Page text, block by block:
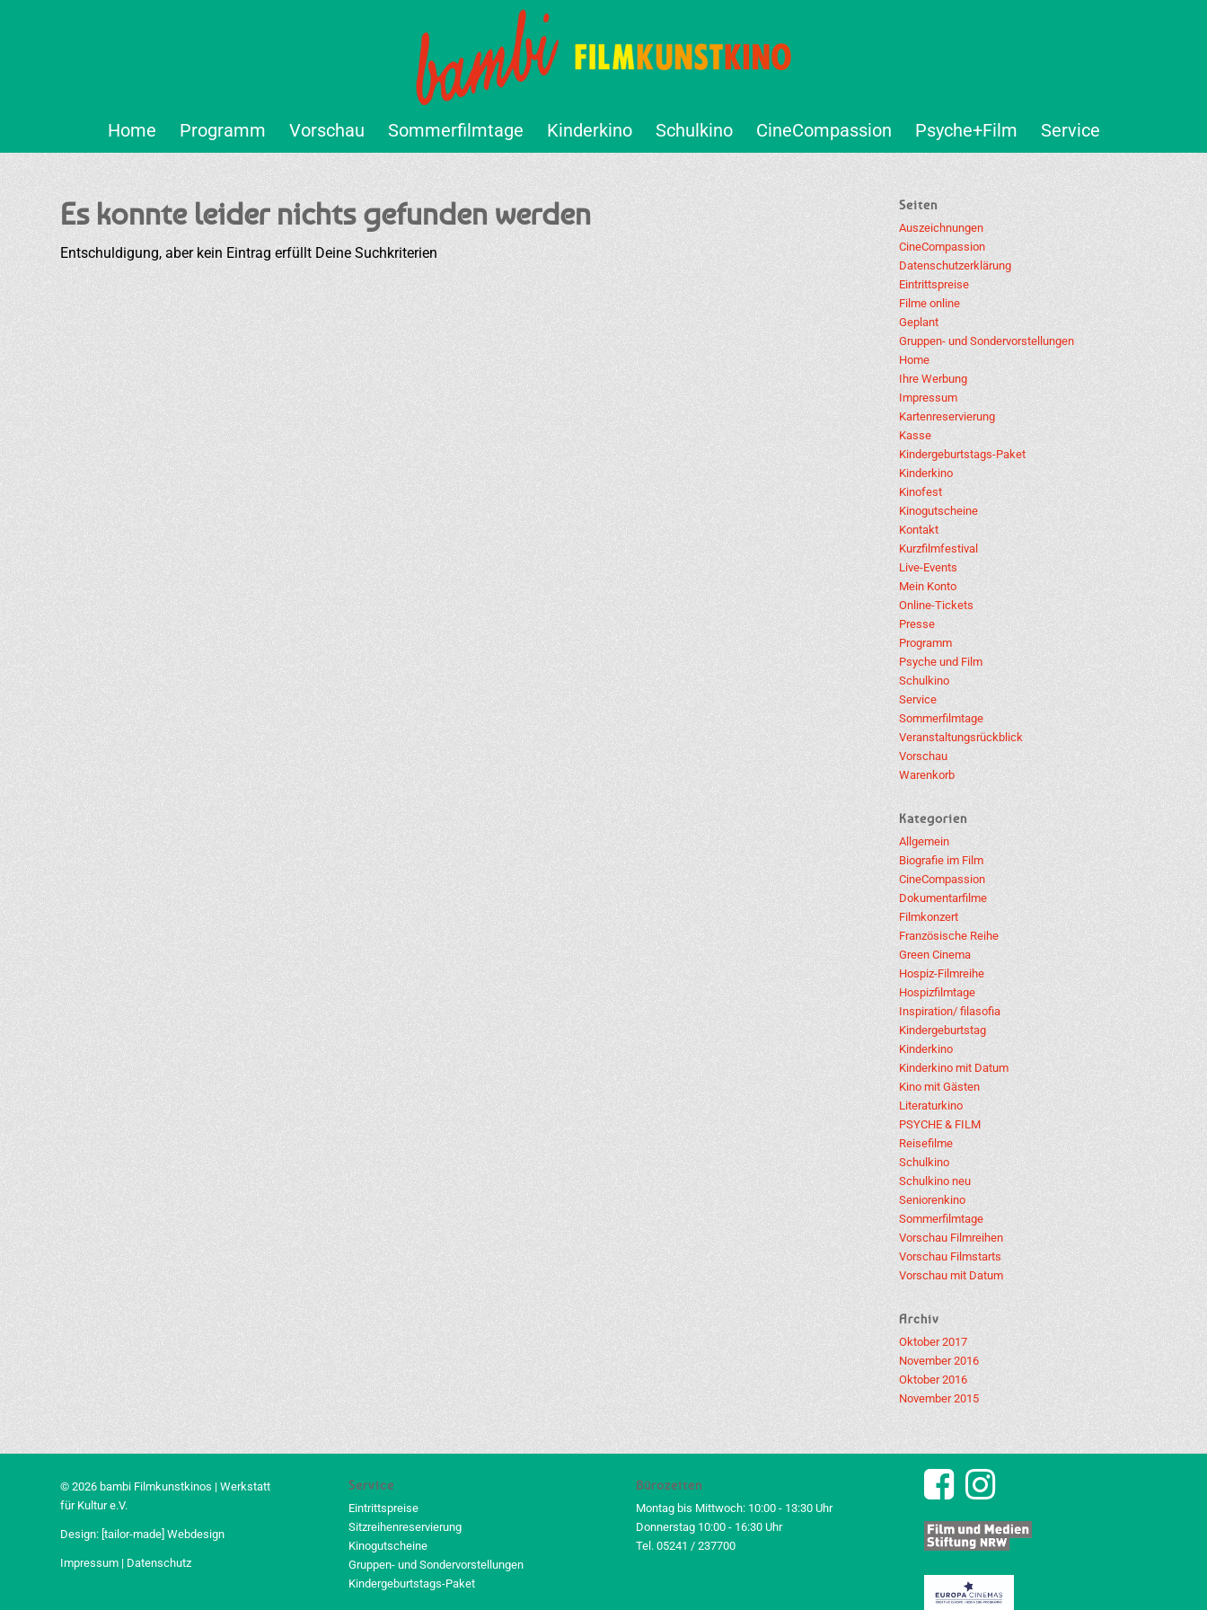
Home Programm Vorschau Sommerfilmtage Kinderkino Schulkino CineCompassion Psyche+Film Service
Es konnte leider nichts gefunden werden
Entschuldigung, aber kein Eintrag erfüllt Deine Suchkriterien
Seiten
Auszeichnungen
CineCompassion
Datenschutzerklärung
Eintrittspreise
Filme online
Geplant
Gruppen- und Sondervorstellungen
Home
Ihre Werbung
Impressum
Kartenreservierung
Kasse
Kindergeburtstags-Paket
Kinderkino
Kinofest
Kinogutscheine
Kontakt
Kurzfilmfestival
Live-Events
Mein Konto
Online-Tickets
Presse
Programm
Psyche und Film
Schulkino
Service
Sommerfilmtage
Veranstaltungsrückblick
Vorschau
Warenkorb
Kategorien
Allgemein
Biografie im Film
CineCompassion
Dokumentarfilme
Filmkonzert
Französische Reihe
Green Cinema
Hospiz-Filmreihe
Hospizfilmtage
Inspiration/ filasofia
Kindergeburtstag
Kinderkino
Kinderkino mit Datum
Kino mit Gästen
Literaturkino
PSYCHE & FILM
Reisefilme
Schulkino
Schulkino neu
Seniorenkino
Sommerfilmtage
Vorschau Filmreihen
Vorschau Filmstarts
Vorschau mit Datum
Archiv
Oktober 2017
November 2016
Oktober 2016
November 2015
© 2026 bambi Filmkunstkinos | Werkstatt
für Kultur e.V.
Design: [tailor-made] Webdesign
Impressum | Datenschutz
Service
Eintrittspreise
Sitzreihenreservierung
Kinogutscheine
Gruppen- und Sondervorstellungen
Kindergeburtstags-Paket
Bürozeiten
Montag bis Mittwoch: 10:00 - 13:30 Uhr
Donnerstag 10:00 - 16:30 Uhr
Tel. 05241 / 237700